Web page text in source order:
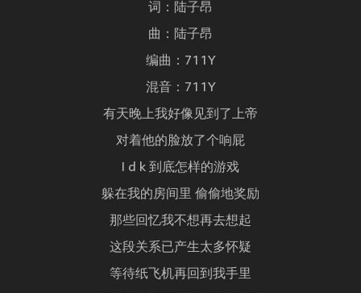
词：陆子昂
曲：陆子昂
编曲：711Y
混音：711Y
有天晚上我好像见到了上帝
对着他的脸放了个响屁
I d k 到底怎样的游戏
躲在我的房间里 偷偷地奖励
那些回忆我不想再去想起
这段关系已产生太多怀疑
等待纸飞机再回到我手里